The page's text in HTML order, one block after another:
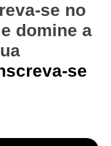
se no
domine a
se